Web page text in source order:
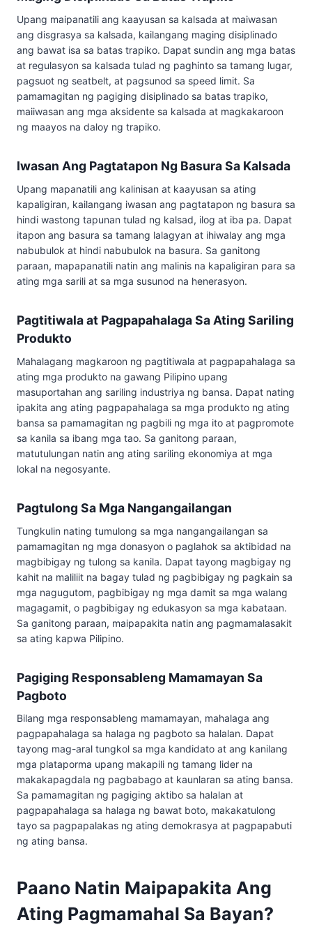
Upang maipanatili ang kaayusan sa kalsada at maiwasan
ang disgrasya sa kalsada, kailangang maging disiplinado
ang bawat isa sa batas trapiko. Dapat sundin ang mga batas
at regulasyon sa kalsada tulad ng paghinto sa tamang lugar,
pagsuot ng seatbelt, at pagsunod sa speed limit. Sa
pamamagitan ng pagiging disiplinado sa batas trapiko,
maiiwasan ang mga aksidente sa kalsada at magkakaroon
ng maayos na daloy ng trapiko.
Iwasan Ang Pagtatapon Ng Basura Sa Kalsada
Upang mapanatili ang kalinisan at kaayusan sa ating
kapaligiran, kailangang iwasan ang pagtatapon ng basura sa
hindi wastong tapunan tulad ng kalsad, ilog at iba pa. Dapat
itapon ang basura sa tamang lalagyan at ihiwalay ang mga
nabubulok at hindi nabubulok na basura. Sa ganitong
paraan, mapapanatili natin ang malinis na kapaligiran para sa
ating mga sarili at sa mga susunod na henerasyon.
Pagtitiwala at Pagpapahalaga Sa Ating Sariling
Produkto
Mahalagang magkaroon ng pagtitiwala at pagpapahalaga sa
ating mga produkto na gawang Pilipino upang
masuportahan ang sariling industriya ng bansa. Dapat nating
ipakita ang ating pagpapahalaga sa mga produkto ng ating
bansa sa pamamagitan ng pagbili ng mga ito at pagpromote
sa kanila sa ibang mga tao. Sa ganitong paraan,
matutulungan natin ang ating sariling ekonomiya at mga
lokal na negosyante.
Pagtulong Sa Mga Nangangailangan
Tungkulin nating tumulong sa mga nangangailangan sa
pamamagitan ng mga donasyon o paglahok sa aktibidad na
magbibigay ng tulong sa kanila. Dapat tayong magbigay ng
kahit na maliliit na bagay tulad ng pagbibigay ng pagkain sa
mga nagugutom, pagbibigay ng mga damit sa mga walang
magagamit, o pagbibigay ng edukasyon sa mga kabataan.
Sa ganitong paraan, maipapakita natin ang pagmamalasakit
sa ating kapwa Pilipino.
Pagiging Responsableng Mamamayan Sa
Pagboto
Bilang mga responsableng mamamayan, mahalaga ang
pagpapahalaga sa halaga ng pagboto sa halalan. Dapat
tayong mag-aral tungkol sa mga kandidato at ang kanilang
mga plataporma upang makapili ng tamang lider na
makakapagdala ng pagbabago at kaunlaran sa ating bansa.
Sa pamamagitan ng pagiging aktibo sa halalan at
pagpapahalaga sa halaga ng bawat boto, makakatulong
tayo sa pagpapalakas ng ating demokrasya at pagpapabuti
ng ating bansa.
Paano Natin Maipapakita Ang
Ating Pagmamahal Sa Bayan?